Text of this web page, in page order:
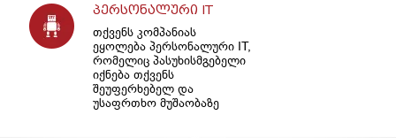
პერსონალური IT
თქვენს კომპანიას
ეყოლება პერსონალური IT,
რომელიც პასუხისმგებელი
იქნება თქვენს
შეუფერხებელ და
უსაფრთხო მუშაობაზე